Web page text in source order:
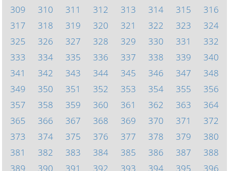
309
310 311 312 313 314 315
316
317
318 319 320 321 322 323
324
325
326 327 328 329 330 331
332
333
334 335 336 337 338 339
340
341
342 343 344 345 346 347
348
349
350 351 352 353 354 355
356
357
358 359 360 361 362 363
364
365
366 367 368 369 370 371
372
373
374 375 376 377 378 379
380
381
382 383 384 385 386 387
388
389
390 391 392 393 394 395 396